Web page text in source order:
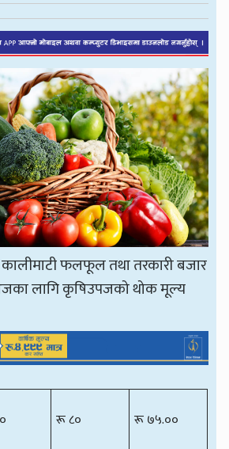
फलफूल तथा तरकारी बजार
लागि कृषिउपजको थोक मूल्य
रू ८० रू ७५.००